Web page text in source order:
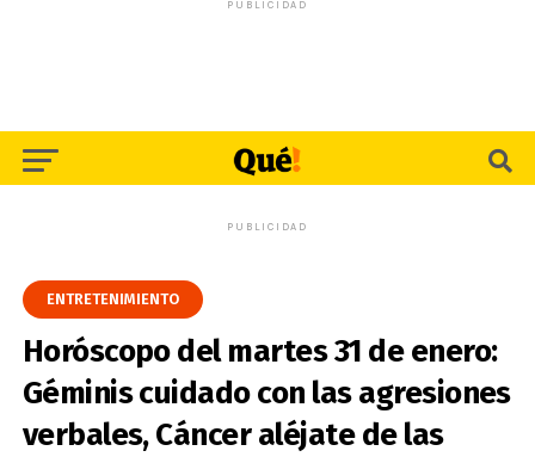
PUBLICIDAD
PUBLICIDAD
ENTRETENIMIENTO
Horóscopo del martes 31 de enero:
Géminis cuidado con las agresiones
verbales, Cáncer aléjate de las